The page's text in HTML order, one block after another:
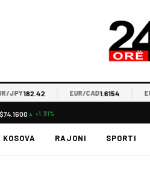
JPY182.42 EUR/CAD1.6154
$74.1600 ▲ +1.31%
KOSOVA RAJONI SPORTI